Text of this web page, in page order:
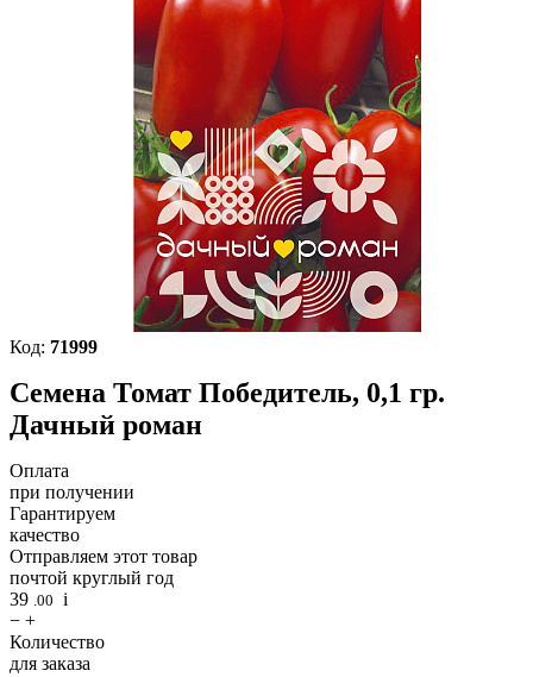
Код: 71999
Семена Томат Победитель, 0,1 гр.
Дачный роман
Оплата
при получении
Гарантируем
качество
Отправляем этот товар
почтой круглый год
39 .00 i
− +
Количество
для заказа